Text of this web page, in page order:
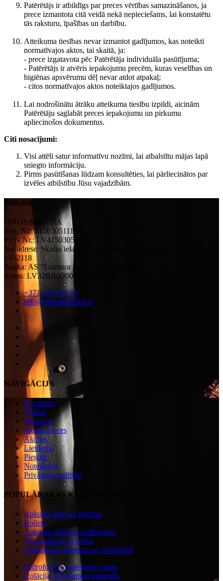
Patērētājs ir atbildīgs par preces vērtības samazināšanos, ja
prece izmantota citā veidā nekā nepieciešams, lai konstatētu
tās raksturu, īpašības un darbību.
Atteikuma tiesības nevar izmantot gadījumos, kas noteikti
normatīvajos aktos, tai skaitā, ja:
- prece izgatavota pēc Patērētāja individuāla pasūtījuma;
- Patērētājs ir atvēris iepakojumu precēm, kuras veselības un
higiēnas apsvērumu dēļ nevar atdot atpakaļ;
- citos normatīvajos aktos noteiktajos gadījumos.
Lai nodrošinātu ātrāku atteikuma tiesību izpildi, aicinām
Patērētāju saglabāt preces iepakojumu un pirkumu
apliecinošos dokumentus.
Citi nosacījumi:
Visi attēli satur informatīvu nozīmi, lai atbalstītu mājas lapā
sniegto informāciju.
Pirms pasūtīšanas lūdzam konsultēties, lai pārliecinātos par
izvēles atbilstību Jūsu vajadzībām.
Rekvizīti:
"PROSALE" SIA
Reģ. Nr.: 41503051118
PVN Nr.: LV41503051118
Jur. adrese: Skolas iela 2-29, Upeslejas, Stopiņu pag., Ropažu nov.,
LV-2118
Banka: AS "Luminor bank", RIKOLV2X
Konts: LV32RIKO0002930205308
+371 220 955 95
info@siltumtehnika.lv
NAVIGĀCIJA
Par mums
Veikali
Vakances
Jaunas preces
Akcijas
Lietderīgi
Piegāde
Noteikumi
Privātuma politika
POPULĀRAKAS KATEGORIJAS
Apkures katli un iekārtas
Boileri
Apkures sistēmas aprīkojums
Akumulācijas tvertnes
Cauruļvadu sistēmas un veidgabali
Hidrofori un izplešanās trauki
Izolācija, blīvējamais materiāls